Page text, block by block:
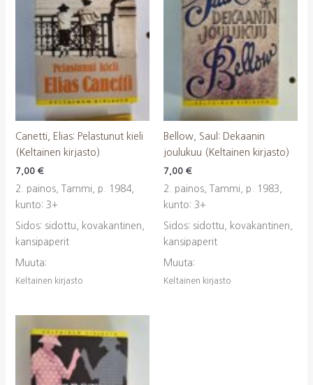
Canetti, Elias: Pelastunut kieli
(Keltainen kirjasto)
7,00 €
2. painos, Tammi, p. 1984,
kunto: 3+
Sidos: sidottu, kovakantinen,
kansipaperit
Muuta:
Keltainen kirjasto
Bellow, Saul: Dekaanin
joulukuu (Keltainen kirjasto)
7,00 €
2. painos, Tammi, p. 1983,
kunto: 3+
Sidos: sidottu, kovakantinen,
kansipaperit
Muuta:
Keltainen kirjasto